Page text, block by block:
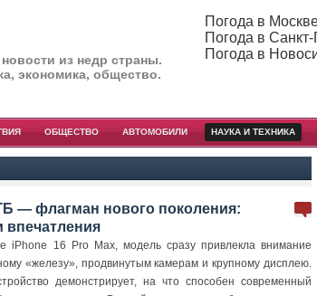
из недр страны.
экономика, общество.
Погода в
Погода в
Погода в
ОБЩЕСТВО АВТОМОБИЛИ НАУКА И ТЕХНИКА
— флагман нового поколения:
впечатления
iPhone 16 Pro Max, модель сразу привлекла внимание
«железу», продвинутым камерам и крупному дисплею.
демонстрирует, на что способен современный